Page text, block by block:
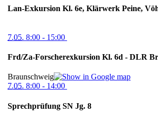
Lan-Exkursion Kl. 6e, Klärwerk Peine,
7.05. 8:00 - 15:00
Frd/Za-Forscherexkursion Kl. 6d - DLR
Braunschweig
7.05. 8:00 - 14:00
Sprechprüfung SN Jg. 8